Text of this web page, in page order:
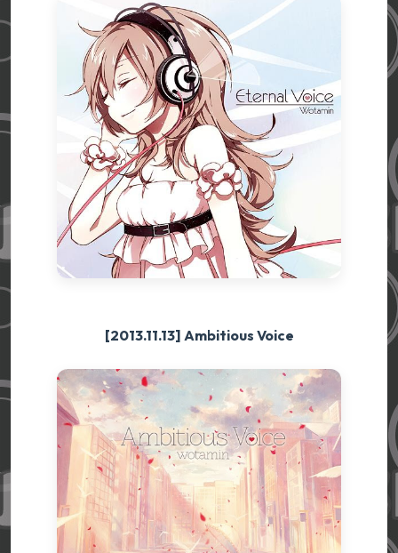
[2013.11.13] Ambitious Voice